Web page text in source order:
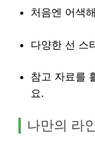
처음엔 어색
다양한 선 스
참고 자료를
요.
나만의 라